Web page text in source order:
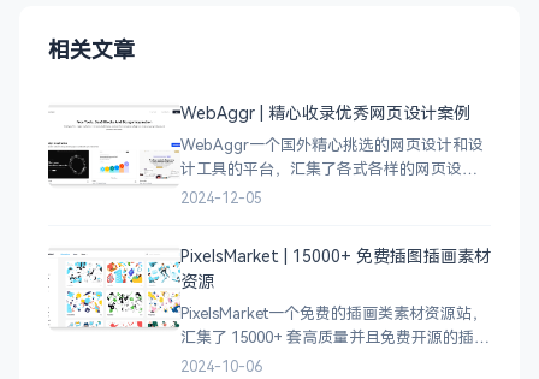
相关文章
WebAggr | 精心收录优秀网页设计案例
WebAggr一个国外精心挑选的网页设计和设
计工具的平台，汇集了各式各样的网页设计
案例，涵盖个人博客、时尚、设计、机构、
计，应
2024-12-05
PixelsMarket | 15000+ 免费插图插画素材
资源
PixelsMarket一个免费的插画类素材资源站，
汇集了 15000+ 套高质量并且免费开源的插图
插画和图标资源。
2024-10-06